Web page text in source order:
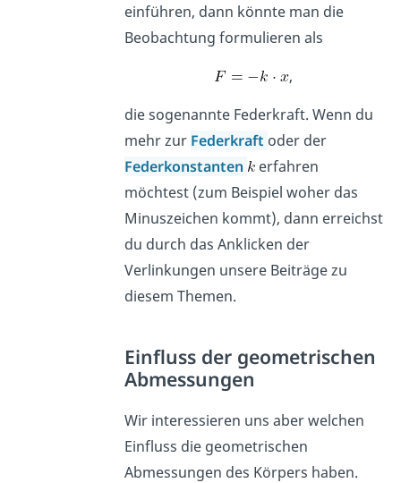
einführen, dann könnte man die
Beobachtung formulieren als
,
die sogenannte Federkraft. Wenn du
mehr zur Federkraft oder der
Federkonstanten
erfahren
möchtest (zum Beispiel woher das
Minuszeichen kommt), dann erreichst
du durch das Anklicken der
Verlinkungen unsere Beiträge zu
diesem Themen.
Einfluss der geometrischen
Abmessungen
Wir interessieren uns aber welchen
Einfluss die geometrischen
Abmessungen des Körpers haben.